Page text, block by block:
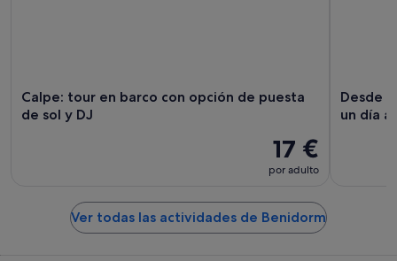
Calpe: tour en barco con opción de puesta
de sol y DJ
17 €
por adulto
Desde
un día a
Ver todas las actividades de Benidorm